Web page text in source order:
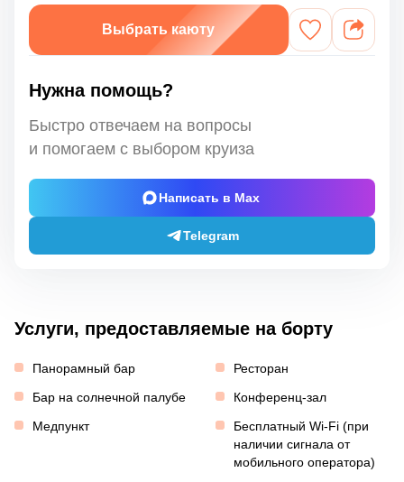
Выбрать каюту
Нужна помощь?
Быстро отвечаем на вопросы
и помогаем с выбором круиза
Написать в Max
Telegram
Услуги, предоставляемые на борту
Панорамный бар
Ресторан
Бар на солнечной палубе
Конференц-зал
Медпункт
Бесплатный Wi-Fi (при
наличии сигнала от
мобильного оператора)